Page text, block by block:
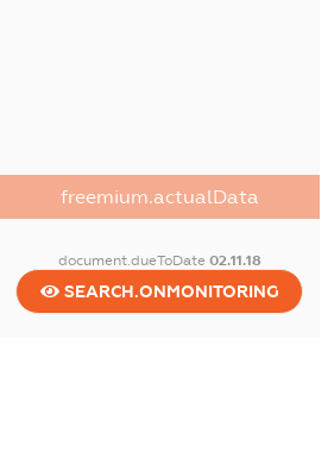
freemium.actualData
document.dueToDate 02.11.18
SEARCH.ONMONITORING